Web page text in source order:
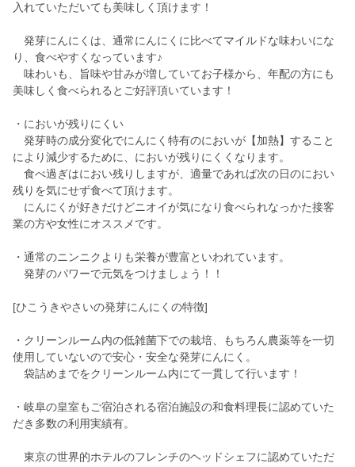
入れていただいても美味しく頂けます！
発芽にんにくは、通常にんにくに比べてマイルドな味わいにな
り、食べやすくなっています♪
味わいも、旨味や甘みが増していてお子様から、年配の方にも
美味しく食べられるとご好評頂いています！
・においが残りにくい
発芽時の成分変化でにんにく特有のにおいが【加熱】すること
により減少するために、においが残りにくくなります。
食べ過ぎはにおい残りしますが、適量であれば次の日のにおい
残りを気にせず食べて頂けます。
にんにくが好きだけどニオイが気になり食べられなっかた接客
業の方や女性にオススメです。
・通常のニンニクよりも栄養が豊富といわれています。
発芽のパワーで元気をつけましょう！！
[ひこうきやさいの発芽にんにくの特徴]
・クリーンルーム内の低雑菌下での栽培、もちろん農薬等を一切
使用していないので安心・安全な発芽にんにく。
袋詰めまでをクリーンルーム内にて一貫して行います！
・岐阜の皇室もご宿泊される宿泊施設の和食料理長に認めていた
だき多数の利用実績有。
東京の世界的ホテルのフレンチのヘッドシェフに認めていただ